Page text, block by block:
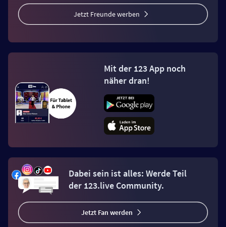
Jetzt Freunde werben
Mit der 123 App noch
näher dran!
Dabei sein ist alles: Werde Teil
der 123.live Community.
Jetzt Fan werden